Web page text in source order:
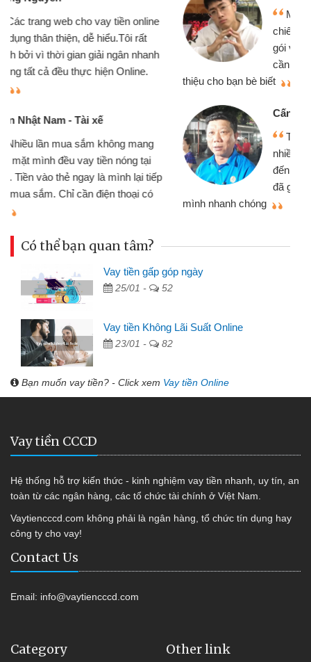
Mình cần tiền gấp nên định cầm cố
chiếc xe wave nhưng thật may đã có
gói vay tiền bằng CMND online không
cần gặp mặt nên rất tiện lợi, sẽ giới
thiệu cho bạn bè biết
Cấn Văn Lực - Tạp hóa
Tôi kinh doanh buôn bán nhỏ lẻ
nhiều lúc cần vốn nhập hàng, nhờ biết
đến website qua bạn bè giới thiệu tôi
đã giải quyết được công việc của
Có thể bạn quan tâm?
Vay tiền gấp góp ngày
25/01 - 52
Vay tiền Không Lãi Suất Online
23/01 - 82
Bạn muốn vay tiền? - Click xem Vay tiền Online
Vay tiền CCCD
Hệ thống hỗ trợ kiến thức - kinh nghiệm vay tiền nhanh, uy tín, an
toàn từ các ngân hàng, các tổ chức tài chính ở Việt Nam.
Vaytiencccd.com không phải là ngân hàng, tổ chức tín dụng hay
công ty cho vay!
Contact Us
Email: info@vaytiencccd.com
Category Other link